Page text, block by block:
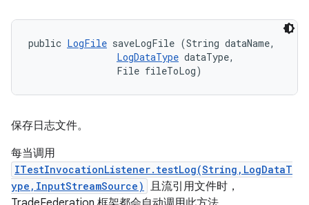
public LogFile saveLogFile (String dataName,
LogDataType dataType,
                File fileToLog)
保存日志文件。
每当调用
ITestInvocationListener.testLog(String,LogDataT
ype,InputStreamSource) 且流引用文件时，